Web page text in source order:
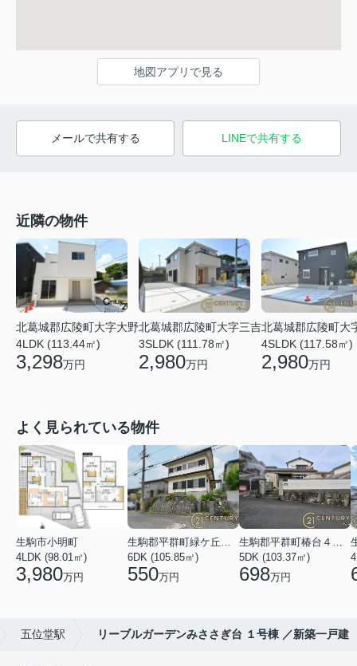
地図アプリで見る
メールで共有する LINEで共有する
近隣の物件
北葛城郡広陵町大字大野
4LDK (113.44㎡)
3,298万円
北葛城郡広陵町大字三吉
3SLDK (111.78㎡)
2,980万円
北葛城郡広陵町大
4SLDK (117.58㎡)
2,980万円
よく見られている物件
生駒市小明町
4LDK (98.01㎡)
3,980万円
生駒郡平群町緑ケ丘５丁目
6DK (105.85㎡)
550万円
生駒郡平群町椿台４丁目
5DK (103.37㎡)
698万円
五位堂駅 リーブルガーデンみささぎ台 １号棟 ／新築一戸建